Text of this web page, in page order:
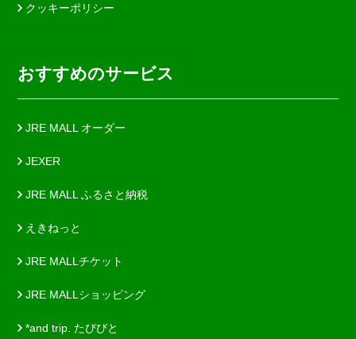
クッキーポリシー
おすすめのサービス
JRE MALL オーダー
JEXER
JRE MALL ふるさと納税
えきねっと
JRE MALLチケット
JRE MALLショッピング
*and trip. たびびと